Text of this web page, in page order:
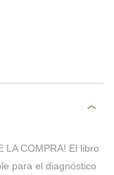
LA COMPRA! El libro
para el diagnóstico